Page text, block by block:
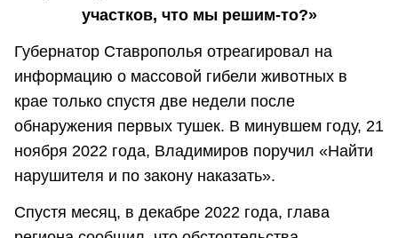
участков, что мы решим-то?»
Губернатор Ставрополья отреагировал на
информацию о массовой гибели животных в
крае только спустя две недели после
обнаружения первых тушек. В минувшем году, 21
ноября 2022 года, Владимиров поручил «Найти
нарушителя и по закону наказать».
Спустя месяц, в декабре 2022 года, глава